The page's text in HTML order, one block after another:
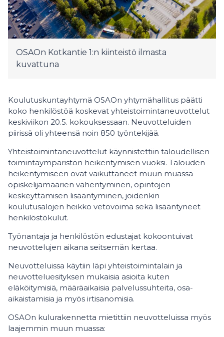
OSAOn Kotkantie 1:n kiinteistö ilmasta
kuvattuna
Koulutuskuntayhtymä OSAOn yhtymähallitus päätti
koko henkilöstöä koskevat yhteistoimintaneuvottelut
keskiviikon 20.5. kokouksessaan. Neuvotteluiden
piirissä oli yhteensä noin 850 työntekijää.
Yhteistoimintaneuvottelut käynnistettiin taloudellisen
toimintaympäristön heikentymisen vuoksi. Talouden
heikentymiseen ovat vaikuttaneet muun muassa
opiskelijamäärien vähentyminen, opintojen
keskeyttämisen lisääntyminen, joidenkin
koulutusalojen heikko vetovoima sekä lisääntyneet
henkilöstökulut.
Työnantaja ja henkilöstön edustajat kokoontuivat
neuvottelujen aikana seitsemän kertaa.
Neuvotteluissa käytiin läpi yhteistoimintalain ja
neuvotteluesityksen mukaisia asioita kuten
eläköitymisiä, määräaikaisia palvelussuhteita, osa-
aikaistamisia ja myös irtisanomisia.
OSAOn kulurakennetta mietittiin neuvotteluissa myös
laajemmin muun muassa: